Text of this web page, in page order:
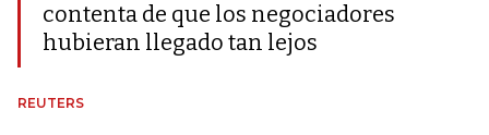
contenta de que los negociadores
hubieran llegado tan lejos
REUTERS